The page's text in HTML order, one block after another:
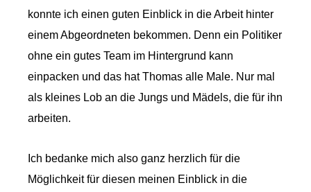
konnte ich einen guten Einblick in die Arbeit hinter
einem Abgeordneten bekommen. Denn ein Politiker
ohne ein gutes Team im Hintergrund kann
einpacken und das hat Thomas alle Male. Nur mal
als kleines Lob an die Jungs und Mädels, die für ihn
arbeiten.
Ich bedanke mich also ganz herzlich für die
Möglichkeit für diesen meinen Einblick in die